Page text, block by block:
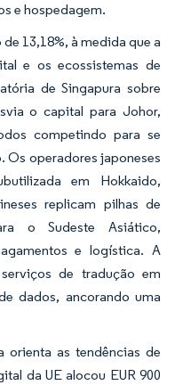
e hospedagem.
13,18%, à medida que a
e os ecossistemas de
de Singapura sobre
o capital para Johor,
competindo para se
Os operadores japoneses
em Hokkaido,
replicam pilhas de
o Sudeste Asiático,
e logística. A
de tradução em
dados, ancorando uma
orienta as tendências de
da UE alocou EUR 900